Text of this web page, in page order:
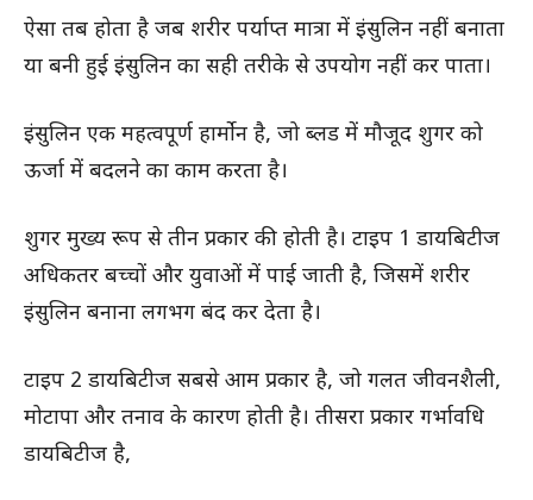
ऐसा तब होता है जब शरीर पर्याप्त मात्रा में इंसुलिन नहीं बनाता
या बनी हुई इंसुलिन का सही तरीके से उपयोग नहीं कर पाता।
इंसुलिन एक महत्वपूर्ण हार्मोन है, जो ब्लड में मौजूद शुगर को
ऊर्जा में बदलने का काम करता है।
शुगर मुख्य रूप से तीन प्रकार की होती है। टाइप 1 डायबिटीज
अधिकतर बच्चों और युवाओं में पाई जाती है, जिसमें शरीर
इंसुलिन बनाना लगभग बंद कर देता है।
टाइप 2 डायबिटीज सबसे आम प्रकार है, जो गलत जीवनशैली,
मोटापा और तनाव के कारण होती है। तीसरा प्रकार गर्भावधि
डायबिटीज है,